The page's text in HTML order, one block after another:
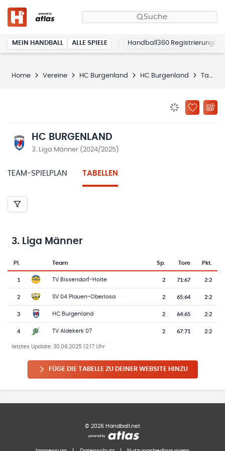
Suche
MEIN HANDBALL ALLE SPIELE Handball360 Registrierung
Home Vereine HC Burgenland HC Burgenland Tabellen
ZU
HC BURGENLAND
3. Liga Männer (2024/2025)
TEAM-SPIELPLAN TABELLEN
3. Liga Männer
Tabelle mit Vereinsplatzierungen, Spielen, Toren und Punkten
Pl.
Team-Logo
Team Sp. Tore Pkt.
1 TV Bissendorf-Holte 2 71:67 2:2
2 SV 04 Plauen-Oberlosa 2 65:64 2:2
3 HC Burgenland 2 64:65 2:2
4 TV Aldekerk 07 2 67:71 2:2
letztes Update: 30.06.2025 12:17 Uhr
FÜGE DIE TABELLE ZU DEINER WEBSITE HINZU
© 2026 Handball.net